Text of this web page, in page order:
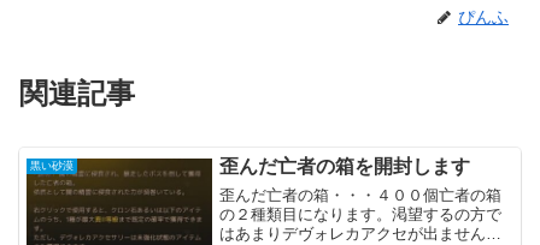
ぴんふ
関連記事
黒い砂漠 歪んだ亡者の箱を開封します
歪んだ亡者の箱・・・４００個亡者の箱
の２種類目になります。渇望するの方で
はあまりデヴォレカアクセが出ませんで